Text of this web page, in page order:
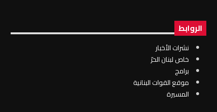
الروابط
نشرات الأخبار
خاص لبنان الحرّ
برامج
موقع القوات البنانية
المسيرة